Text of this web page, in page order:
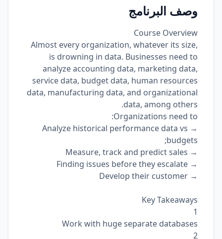
وصف البرنامج
Course Overview
Almost every organization, whatever its size,
is drowning in data. Businesses need to
analyze accounting data, marketing data,
service data, budget data, human resources
data, manufacturing data, and organizational
data, among others.
Organizations need to:
→ Analyze historical performance data vs
budgets;
→ Measure, track and predict sales
→ Finding issues before they escalate
→ Develop their customer
Key Takeaways
1
Work with huge separate databases
2